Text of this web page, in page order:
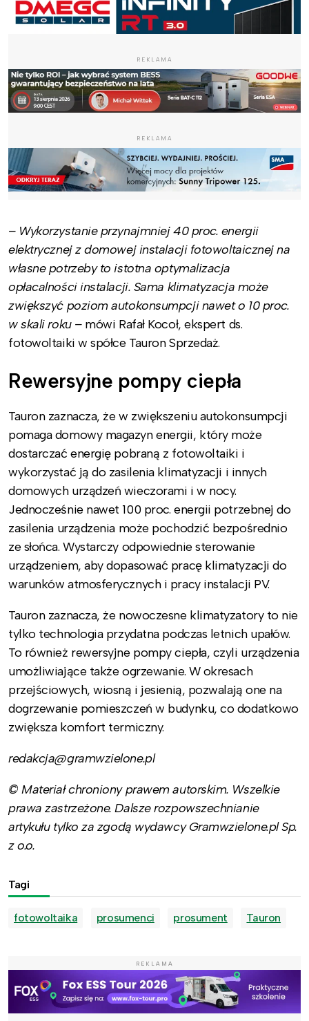
REKLAMA
REKLAMA
– Wykorzystanie przynajmniej 40 proc. energii
elektrycznej z domowej instalacji fotowoltaicznej na
własne potrzeby to istotna optymalizacja
opłacalności instalacji. Sama klimatyzacja może
zwiększyć poziom autokonsumpcji nawet o 10 proc.
w skali roku –mówi Rafał Kocoł, ekspert ds.
fotowoltaiki w spółce Tauron Sprzedaż.
Rewersyjne pompy ciepła
Tauron zaznacza, że w zwiększeniu autokonsumpcji
pomaga domowy magazyn energii, który może
dostarczać energię pobraną z fotowoltaiki i
wykorzystać ją do zasilenia klimatyzacji i innych
domowych urządzeń wieczorami i w nocy.
Jednocześnie nawet 100 proc. energii potrzebnej do
zasilenia urządzenia może pochodzić bezpośrednio
ze słońca. Wystarczy odpowiednie sterowanie
urządzeniem, aby dopasować pracę klimatyzacji do
warunków atmosferycznych i pracy instalacji PV.
Tauron zaznacza, że nowoczesne klimatyzatory to nie
tylko technologia przydatna podczas letnich upałów.
To również rewersyjne pompy ciepła, czyli urządzenia
umożliwiające także ogrzewanie. W okresach
przejściowych, wiosną i jesienią, pozwalają one na
dogrzewanie pomieszczeń w budynku, co dodatkowo
zwiększa komfort termiczny.
redakcja@gramwzielone.pl
© Materiał chroniony prawem autorskim. Wszelkie
prawa zastrzeżone. Dalsze rozpowszechnianie
artykułu tylko za zgodą wydawcy Gramwzielone.pl Sp.
z o.o.
Tagi
fotowoltaika prosumenci prosument Tauron
REKLAMA